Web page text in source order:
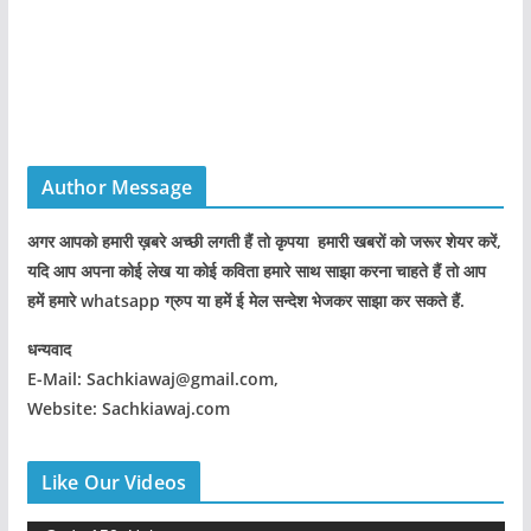
Author Message
अगर आपको हमारी ख़बरे अच्छी लगती हैं तो कृपया हमारी खबरों को जरूर शेयर करें,
यदि आप अपना कोई लेख या कोई कविता हमारे साथ साझा करना चाहते हैं तो आप
हमें हमारे whatsapp ग्रुप या हमें ई मेल सन्देश भेजकर साझा कर सकते हैं.
धन्यवाद
E-Mail: Sachkiawaj@gmail.com,
Website: Sachkiawaj.com
Like Our Videos